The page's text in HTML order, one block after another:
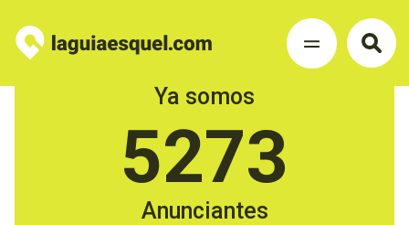
Ya somos
5273
Anunciantes